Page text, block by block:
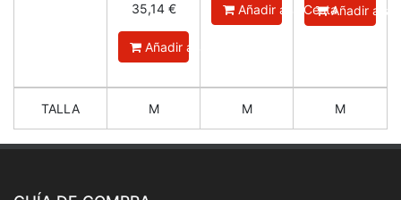
35,14€
Añadir a la Cesta
Añadir a la CestaAñadir a la
TALLA M M M